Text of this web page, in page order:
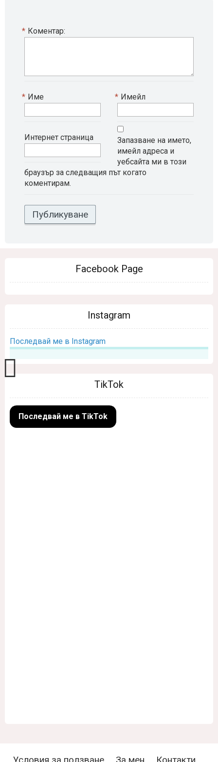
Коментар:
*
Име
* Имейл
*
Интернет страница
Запазване на името,
имейл адреса и
уебсайта ми в този
браузър за следващия път когато
коментирам.
Facebook Page
Instagram
Последвай ме в Instagram
TikTok
Последвай ме в TikTok
Условия за ползване За мен Контакти